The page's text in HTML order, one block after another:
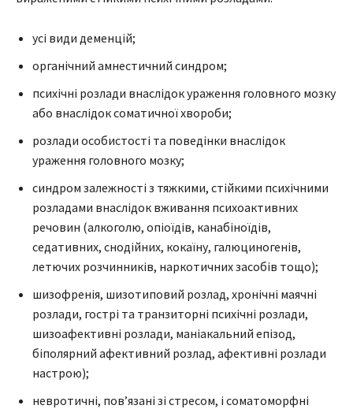
усі види деменцій;
органічний амнестичний синдром;
психічні розлади внаслідок ураження головного мозку
або внаслідок соматичної хвороби;
розлади особистості та поведінки внаслідок
ураження головного мозку;
синдром залежності з тяжкими, стійкими психічними
розладами внаслідок вживання психоактивних
речовин (алкоголю, опіоїдів, канабіноїдів,
седативних, снодійних, кокаїну, галюциногенів,
летючих розчинників, наркотичних засобів тощо);
шизофренія, шизотиповий розлад, хронічні маячні
розлади, гострі та транзиторні психічні розлади,
шизоафективні розлади, маніакальний епізод,
біполярний афективний розлад, афективні розлади
настрою);
невротичні, пов’язані зі стресом, і соматоморфні